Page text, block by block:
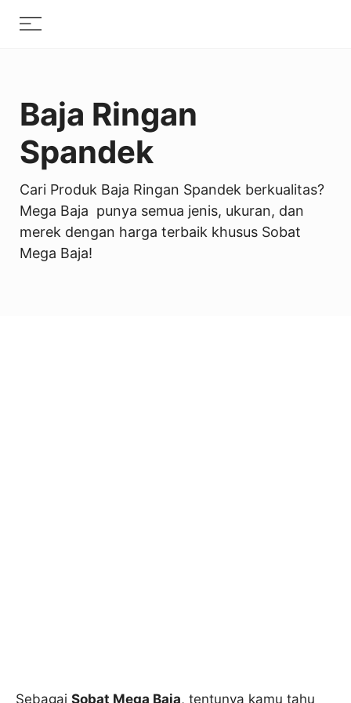
Menu
Baja Ringan
Spandek
Cari Produk Baja Ringan Spandek berkualitas?
Mega Baja punya semua jenis, ukuran, dan
merek dengan harga terbaik khusus Sobat
Mega Baja!
Sebagai Sobat Mega Baja, tentunya kamu tahu